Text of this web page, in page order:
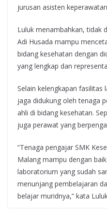
jurusan asisten
Luluk menambahkan, tidak
Adi Husada mampu
bidang kesehatan dengan
yang lengkap dan
Selain kelengkapan
jaga didukung oleh tenaga
ahli di bidang kesehatan.
juga perawat yang
“Tenaga pengajar SMK
Malang mampu dengan
laboratorium yang sudah
menunjang pembelajaran
belajar muridnya,” kata